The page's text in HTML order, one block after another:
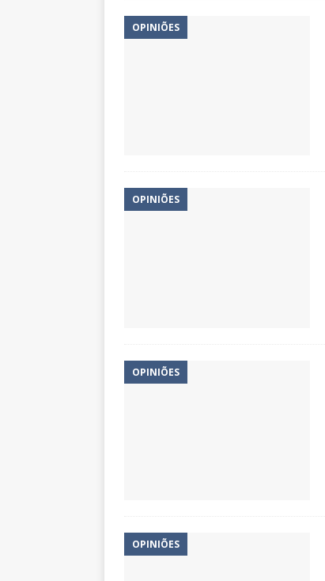
OPINIÕES
OPINIÕES
OPINIÕES
OPINIÕES